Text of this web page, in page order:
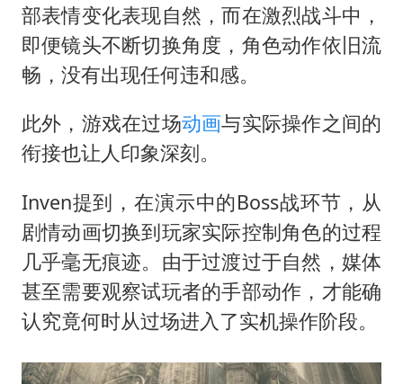
部表情变化表现自然，而在激烈战斗中，
即便镜头不断切换角度，角色动作依旧流
畅，没有出现任何违和感。
此外，游戏在过场动画与实际操作之间的
衔接也让人印象深刻。
Inven提到，在演示中的Boss战环节，从
剧情动画切换到玩家实际控制角色的过程
几乎毫无痕迹。由于过渡过于自然，媒体
甚至需要观察试玩者的手部动作，才能确
认究竟何时从过场进入了实机操作阶段。